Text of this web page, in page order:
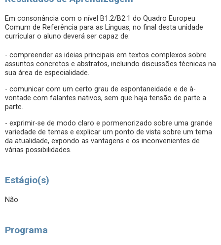
Em consonância com o nível B1.2/B2.1 do Quadro Europeu
Comum de Referência para as Línguas, no final desta unidade
curricular o aluno deverá ser capaz de:
- compreender as ideias principais em textos complexos sobre
assuntos concretos e abstratos, incluindo discussões técnicas na
sua área de especialidade.
- comunicar com um certo grau de espontaneidade e de à-
vontade com falantes nativos, sem que haja tensão de parte a
parte.
- exprimir-se de modo claro e pormenorizado sobre uma grande
variedade de temas e explicar um ponto de vista sobre um tema
da atualidade, expondo as vantagens e os inconvenientes de
várias possibilidades.
Estágio(s)
Não
Programa